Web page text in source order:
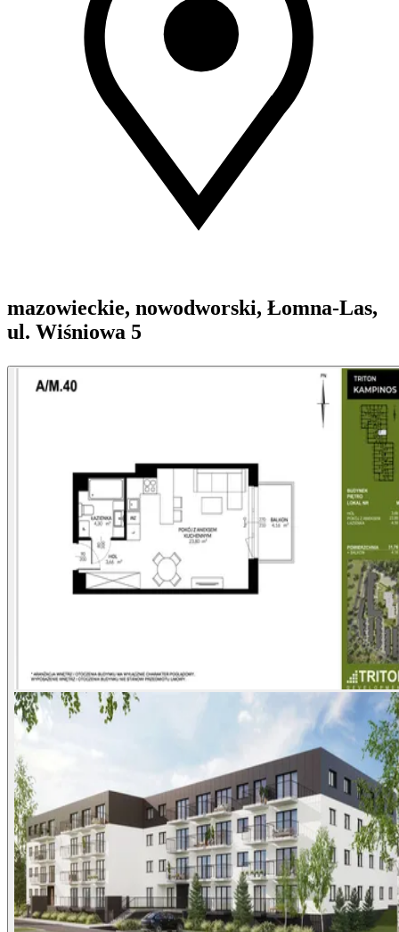
mazowieckie, nowodworski, Łomna-Las,
ul. Wiśniowa 5